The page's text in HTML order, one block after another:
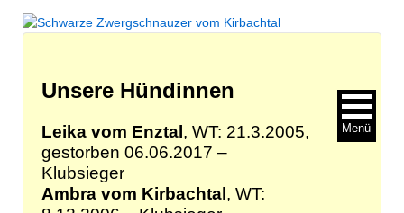
Unsere Hündinnen
Leika vom Enztal , WT: 21.3.2005,
gestorben 06.06.2017 –
Klubsieger
Ambra vom Kirbachtal , WT:
Menü